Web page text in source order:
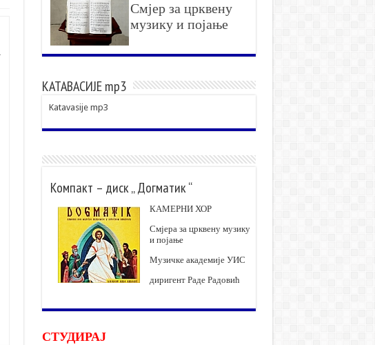
Смјер за црквену
музику и појање
КАТАВАСИЈЕ mp3
Katavasije mp3
Компакт – диск „ Догматик “
КАМЕРНИ ХОР
Смјера за црквену музику
и појање
Музичке академије УИС
диригент Раде Радовић
СТУДИРАЈ